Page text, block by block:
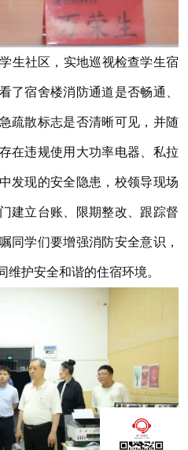
生社区，实地巡视检查学生宿
了宿舍楼消防通道是否畅通、
疏散标志是否清晰可见，并随
在违规使用大功率电器、私拉
发现的安全隐患，校领导现场
建立台账、限期整改、跟踪督
同学们要增强消防安全意识，
维护安全和谐的住宿环境。